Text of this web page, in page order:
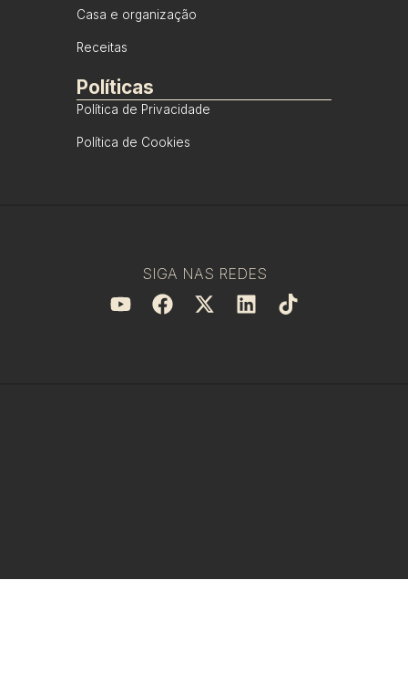
Casa e organização
Receitas
Políticas
Política de Privacidade
Política de Cookies
SIGA NAS REDES